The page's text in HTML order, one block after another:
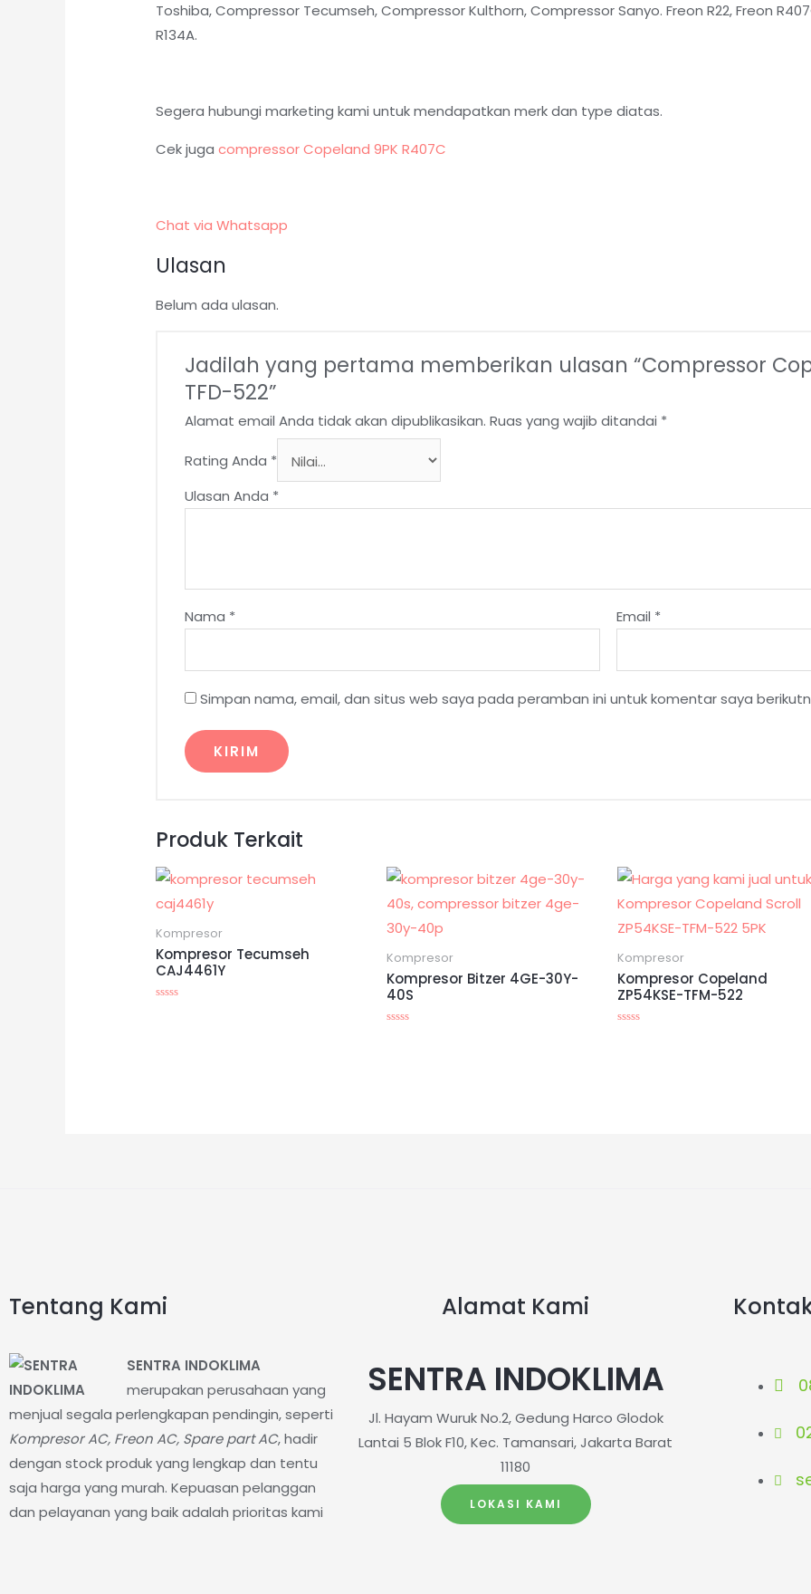
Toshiba, Compressor Tecumseh, Compressor Kulthorn, Compressor Sanyo. Freon R22, Freon
R134A.
Segera hubungi marketing kami untuk mendapatkan merk dan type diatas.
Cek jugacompressor Copeland 9PK R407C
Chat via Whatsapp
Ulasan
Belum ada ulasan.
Jadilah yang pertama memberikan ulasan “Compressor
TFD-522”
Alamat email Anda tidak akan dipublikasikan. Ruas yang wajib ditandai *
Rating Anda *
Ulasan Anda *
Nama * Email *
Simpan nama, email, dan situs web saya pada peramban ini untuk komentar saya
Produk Terkait
Kompresor
Kompresor Tecumseh
CAJ4461Y
Kompresor
Kompresor Bitzer 4GE-30Y-
40S
Kompresor
Kompresor Copeland
ZP54KSE-TFM-522
Tentang Kami
SENTRA INDOKLIMA
merupakan perusahaan yang
menjual segala perlengkapan pendingin, seperti
Kompresor AC, Freon AC, Spare part AC, hadir
dengan stock produk yang lengkap dan tentu
saja harga yang murah. Kepuasan pelanggan
dan pelayanan yang baik adalah prioritas kami
Alamat Kami
SENTRA INDOKLIMA
Jl. Hayam Wuruk No.2, Gedung Harco Glodok
Lantai 5 Blok F10, Kec. Tamansari, Jakarta Barat
11180
LOKASI KAMI